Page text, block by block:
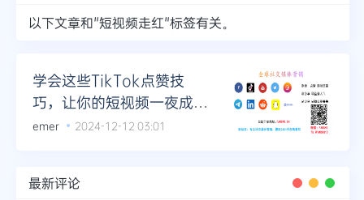
以下文章和"短视频走红"标签有关。
学会这些TikTok点赞技
巧，让你的短视频一夜成
名！
emer 2024-12-12 03:01
最新评论